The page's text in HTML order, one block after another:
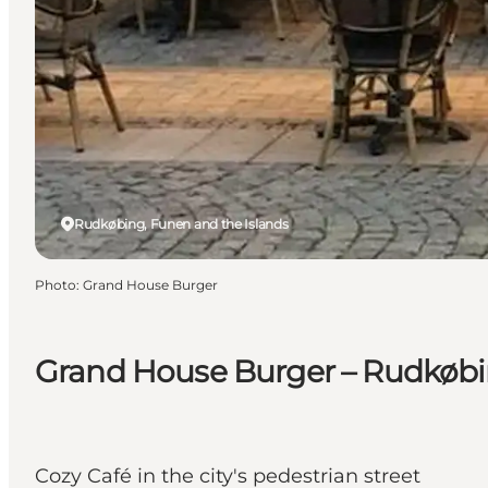
Grand House Burger –
Cozy Café in the city's pedestrian street
Rudkøbing, Funen and the Islands
Photo: Grand House Burger